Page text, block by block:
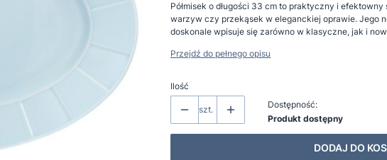
Półmisek o długości 33 cm to praktyczny i
warzyw czy przekąsek w eleganckiej oprawie. Jego
doskonale wpisuje się zarówno w klasyczne, jak i
Przejdź do pełnego opisu
Ilość
szt.
Dostępność:
Produkt dostępny
DODAJ DO